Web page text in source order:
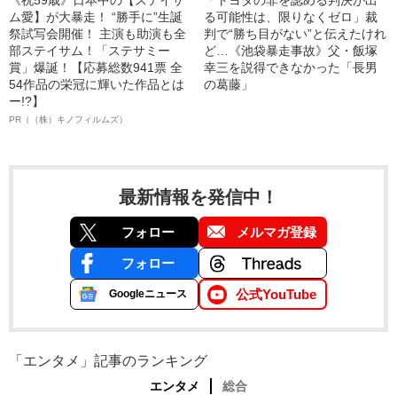
ム愛】が大暴走！ “勝手に”生誕
祭試写会開催！ 主演も助演も全
部ステイサム！「ステサミー
賞」爆誕！【応募総数941票 全
54作品の栄冠に輝いた作品とは
ー!?】
PR（（株）キノフィルムズ）
る可能性は、限りなくゼロ」裁
判で“勝ち目がない”と伝えたけれ
ど…《池袋暴走事故》父・飯塚
幸三を説得できなかった「長男
の葛藤」
最新情報を発信中！
フォロー メルマガ登録
フォロー
Googleニュース 公式YouTube
「エンタメ」記事のランキング
エンタメ 総合